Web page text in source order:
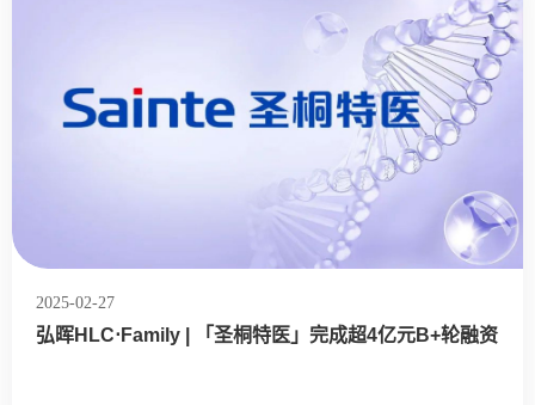
2025-02-27
弘晖HLC⋅Family | 「圣桐特医」完成超4亿元B+轮融资